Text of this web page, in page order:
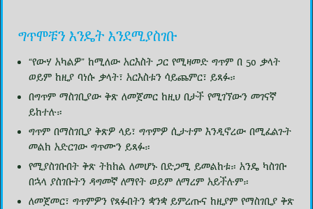
ግጥሞቹን እንዴት እንደሚያስገቡ
“የውሃ አካልዎ” ከሚለው አርእስት ጋር የሚዛመድ ግጥም በ 50 ቃላት
ወይም ከዚያ ባነሱ ቃላት፣ አርእስቱን ሳይጨምር፣ ይጻፉ።
በግጥም ማስገቢያው ቅጽ ለመጀመር ከዚህ በታች የሚገኘውን መገናኛ
ይከተሉ።
ግጥም በማስገቢያ ቅጽዎ ላይ፣ ግጥምዎ ሲታተም እንዲኖረው በሚፈልጉት
መልክ አድርገው ግጥሙን ይጻፉ።
የሚያስገቡበት ቅጽ ትክክል ለመሆኑ በድጋሚ ይመልከቱ። አንዴ ካስገቡ
በኋላ ያስገቡትን ዳግመኛ ለማየት ወይም ለማረም አይችሉም።
ለመጀመር፣ ግጥምዎን የጻፉበትን ቋንቋ ይምረጡና ከዚያም የማስገቢያ ቅጽ